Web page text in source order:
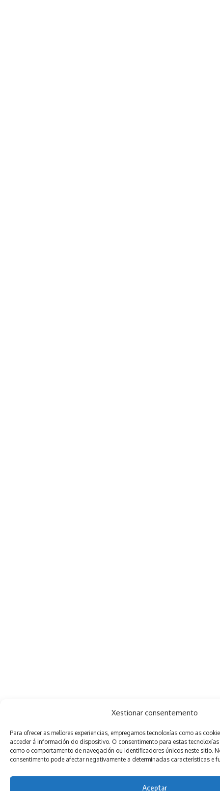
Xestionar consentemento
Para ofrecer as mellores experiencias, empregamos tecnoloxías como as
acceder á información do dispositivo. O consentimento para estas
como o comportamento de navegación ou identificadores únicos neste sitio.
consentimento pode afectar negativamente a determinadas características e
Aceptar